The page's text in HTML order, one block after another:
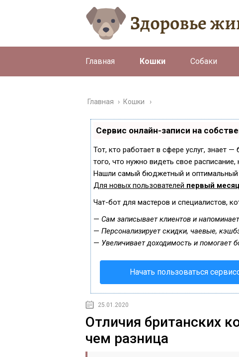
Главная Кошки Собаки
Главная › Кошки
Сервис онлайн-записи на
Тот, кто работает в сфере услуг, знает
того, что нужно видеть свое
Нашли самый бюджетный и оптимальный
Для новых пользователей первый
Чат-бот для мастеров и специалистов,
— Сам записывает клиентов и
— Персонализирует скидки, чаевые,
— Увеличивает доходимость и помогает
Начать пользоваться
25.01.2020
Отличия британских
чем разница